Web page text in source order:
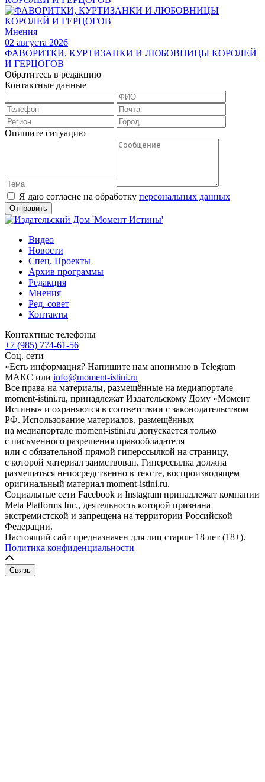
Мнения
02 августа 2026
ФАВОРИТКИ, КУРТИЗАНКИ И ЛЮБОВНИЦЫ КОРОЛЕЙ
И ГЕРЦОГОВ
Обратитесь в редакцию
Контактные данные
Опишите ситуацию
Я даю согласие на обработку персональных данных
Видео
Новости
Спец. Проекты
Архив программы
Редакция
Мнения
Ред. совет
Контакты
Контактные телефоны
+7 (985) 774-61-56
Соц. сети
«Есть информация? Напишите нам анонимно в Telegram
МАКС или info@moment-istini.ru
Все права на материалы, размещённые на медиапортале
moment-istini.ru, принадлежат Издательскому Дому «Момент
Истины» и охраняются в соответствии с законодательством
РФ. Использование материалов, размещённых
на медиапортале moment-istini.ru допускается только
с письменного разрешения правообладателя
или с обязательной прямой гиперссылкой на страницу,
с которой материал заимствован. Гиперссылка должна
размещаться непосредственно в тексте, воспроизводящем
оригинальный материал moment-istini.ru.
Социальные сети Facebook и Instagram принадлежат компании
Meta Platforms Inc., деятельность которой признана
экстремистской и запрещена на территории Российской
Федерации.
Настоящий сайт предназначен для лиц старше 18 лет (18+).
Политика конфиденциальности
Связь